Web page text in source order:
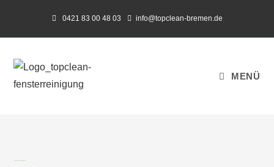
0421 83 00 48 03 info@topclean-bremen.de
MENÜ